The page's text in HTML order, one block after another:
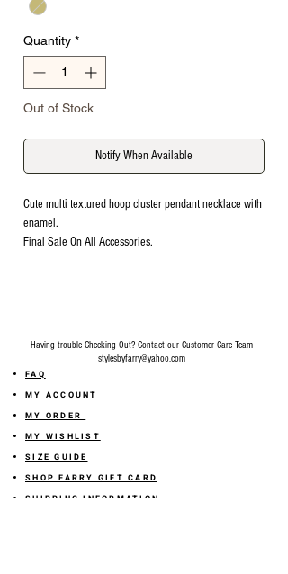
Quantity *
Out of Stock
Notify When Available
Cute multi textured hoop cluster pendant necklace with
enamel.
Final Sale On All Accessories.
Having trouble Checking Out? Contact our Customer Care Team
stylesbyfarry@yahoo.com
FAQ
MY ACCOUNT
MY ORDER
MY WISHLIST
SIZE GUIDE
SHOP FARRY GIFT CARD
SHIPPING INFORMATION